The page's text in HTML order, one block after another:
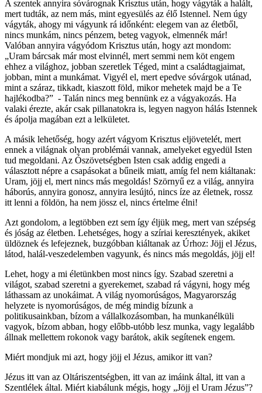
A szentek annyira sóvárognak Krisztus után, hogy vágyták a halált,
mert tudták, az nem más, mint egyesülés az élő Istennel. Nem úgy
vágyták, ahogy mi vágyunk rá időnként: elegem van az életből,
nincs munkám, nincs pénzem, beteg vagyok, elmennék már!
Valóban annyira vágyódom Krisztus után, hogy azt mondom:
„Uram bárcsak már most elvinnél, mert semmi nem köt engem
ehhez a világhoz, jobban szeretlek Téged, mint a családtagjaimat,
jobban, mint a munkámat. Vigyél el, mert epedve sóvárgok utánad,
mint a száraz, tikkadt, kiaszott föld, mikor mehetek majd be a Te
hajlékodba?” - Talán nincs meg bennünk ez a vágyakozás. Ha
valaki érezte, akár csak pillanatokra is, legyen nagyon hálás Istennek
és ápolja magában ezt a lelkületet.
A másik lehetőség, hogy azért vágyom Krisztus eljövetelét, mert
ennek a világnak olyan problémái vannak, amelyeket egyedül Isten
tud megoldani. Az Ószövetségben Isten csak addig engedi a
választott népre a csapásokat a bűneik miatt, amíg fel nem kiáltanak:
Uram, jöjj el, mert nincs más megoldás! Szörnyű ez a világ, annyira
háborús, annyira gonosz, annyira lesújtó, nincs íze az életnek, rossz
itt lenni a földön, ha nem jössz el, nincs értelme élni!
Azt gondolom, a legtöbben ezt sem így éljük meg, mert van szépség
és jóság az életben. Lehetséges, hogy a szíriai keresztények, akiket
üldöznek és lefejeznek, buzgóbban kiáltanak az Úrhoz: Jöjj el Jézus,
látod, halál-veszedelemben vagyunk, és nincs más megoldás, jöjj el!
Lehet, hogy a mi életünkben most nincs így. Szabad szeretni a
világot, szabad szeretni a gyerekemet, szabad rá vágyni, hogy még
láthassam az unokáimat. A világ nyomorúságos, Magyarország
helyzete is nyomorúságos, de még mindig bízunk a
politikusainkban, bízom a vállalkozásomban, ha munkanélküli
vagyok, bízom abban, hogy előbb-utóbb lesz munka, vagy legalább
állnak mellettem rokonok vagy barátok, akik segítenek engem.
Miért mondjuk mi azt, hogy jöjj el Jézus, amikor itt van?
Jézus itt van az Oltáriszentségben, itt van az imáink által, itt van a
Szentlélek által. Miért kiabálunk mégis, hogy „Jöjj el Uram Jézus”?